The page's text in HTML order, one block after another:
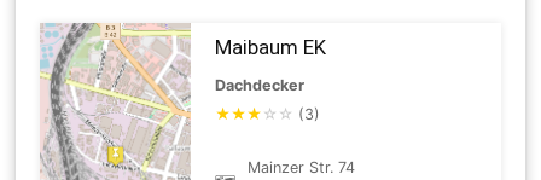
Maibaum EK
Dachdecker
★★★ ☆ ☆ (3)
Mainzer Str. 74